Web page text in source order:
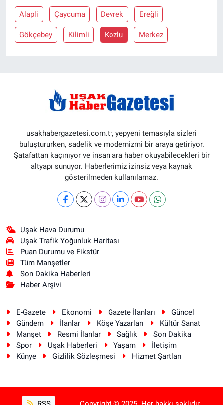
Alapli Çaycuma Devrek Ereğli
Gökçebey Kilimli Kozlu Merkez
usakhabergazetesi.com.tr, yepyeni temasıyla sizleri
buluştururken, sadelik ve modernizmi bir araya getiriyor.
Şatafattan kaçınıyor ve insanlara haber okuyabilecekleri bir
altyapı sunuyor. Haberlerimiz izinsiz veya kaynak
gösterilmeden kullanılamaz.
Uşak Hava Durumu
Uşak Trafik Yoğunluk Haritası
Puan Durumu ve Fikstür
Tüm Manşetler
Son Dakika Haberleri
Haber Arşivi
E-Gazete Ekonomi Gazete İlanları
Güncel
Gündem
İlanlar Köşe Yazarları
Kültür Sanat
Manşet
Resmi İlanlar Sağlık
Son Dakika
Spor
Uşak Haberleri Yaşam
İletişim
Künye
Gizlilik Sözleşmesi Hizmet Şartları